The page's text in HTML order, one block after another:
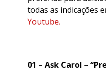
todas as indicações
Youtube.
01 – Ask Carol –